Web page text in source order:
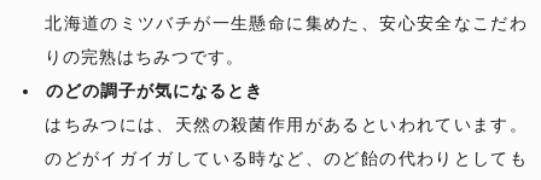
北海道のミツバチが一生懸命に集めた、安心安全なこだわ
りの完熟はちみつです。
のどの調子が気になるとき
はちみつには、天然の殺菌作用があるといわれています。
のどがイガイガしている時など、のど飴の代わりとしても